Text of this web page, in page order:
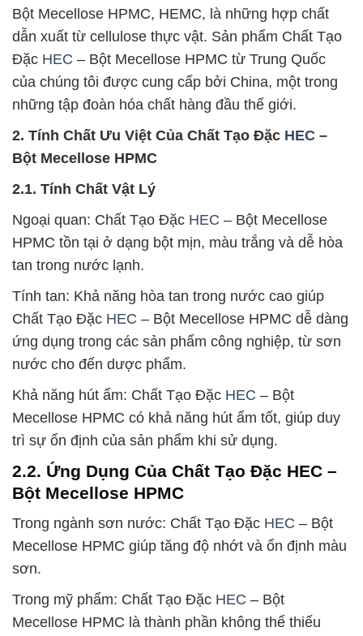
Bột Mecellose HPMC, HEMC, là những hợp chất
dẫn xuất từ cellulose thực vật. Sản phẩm Chất Tạo
Đặc HEC – Bột Mecellose HPMC từ Trung Quốc
của chúng tôi được cung cấp bởi China, một trong
những tập đoàn hóa chất hàng đầu thế giới.
2. Tính Chất Ưu Việt Của Chất Tạo Đặc HEC –
Bột Mecellose HPMC
2.1. Tính Chất Vật Lý
Ngoại quan: Chất Tạo Đặc HEC – Bột Mecellose
HPMC tồn tại ở dạng bột mịn, màu trắng và dễ hòa
tan trong nước lạnh.
Tính tan: Khả năng hòa tan trong nước cao giúp
Chất Tạo Đặc HEC – Bột Mecellose HPMC dễ dàng
ứng dụng trong các sản phẩm công nghiệp, từ sơn
nước cho đến dược phẩm.
Khả năng hút ẩm: Chất Tạo Đặc HEC – Bột
Mecellose HPMC có khả năng hút ẩm tốt, giúp duy
trì sự ổn định của sản phẩm khi sử dụng.
2.2. Ứng Dụng Của Chất Tạo Đặc HEC –
Bột Mecellose HPMC
Trong ngành sơn nước: Chất Tạo Đặc HEC – Bột
Mecellose HPMC giúp tăng độ nhớt và ổn định màu
sơn.
Trong mỹ phẩm: Chất Tạo Đặc HEC – Bột
Mecellose HPMC là thành phần không thể thiếu